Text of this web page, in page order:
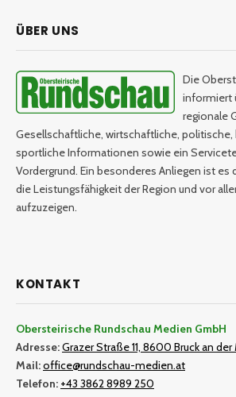
ÜBER UNS
Die
informiert
regionale
Gesellschaftliche, wirtschaftliche, politische,
sportliche Informationen sowie ein
Vordergrund. Ein besonderes Anliegen ist es
die Leistungsfähigkeit der Region und vor
aufzuzeigen.
KONTAKT
Obersteirische Rundschau Medien GmbH
Adresse:Grazer Straße 11, 8600 Bruck an der
Mail:office@rundschau-medien.at
Telefon: +43 3862 8989 250